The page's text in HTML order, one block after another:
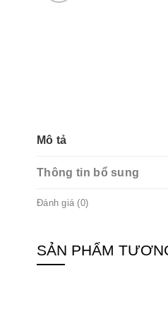
Mô tả
Thông tin bổ sung
Đánh giá (0)
SẢN PHẨM